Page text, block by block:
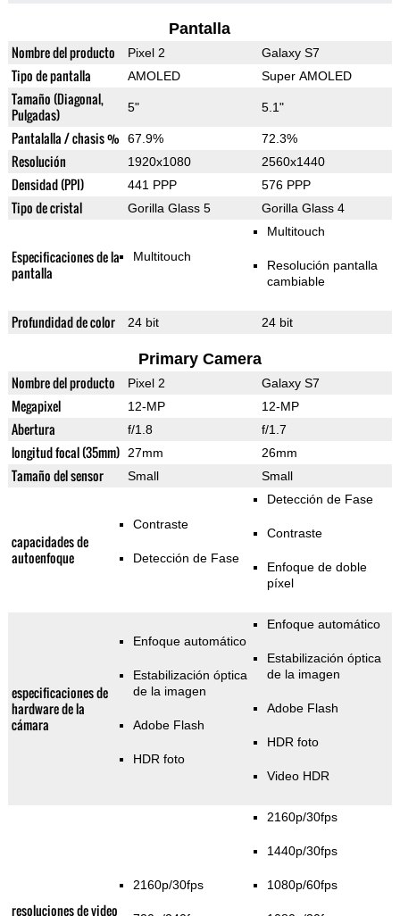
Pantalla
Nombre del producto Pixel 2 Galaxy S7
Tipo de pantalla AMOLED Super AMOLED
Tamaño (Diagonal,
Pulgadas)
5" 5.1"
Pantalalla / chasis % 67.9% 72.3%
Resolución 1920x1080 2560x1440
Densidad (PPI) 441 PPP 576 PPP
Tipo de cristal Gorilla Glass 5 Gorilla Glass 4
Especificaciones de la
pantalla
Multitouch
Multitouch
Resolución pantalla
cambiable
Profundidad de color 24 bit 24 bit
Primary Camera
Nombre del producto Pixel 2 Galaxy S7
Megapixel 12-MP 12-MP
Abertura f/1.8 f/1.7
longitud focal (35mm) 27mm 26mm
Tamaño del sensor Small Small
capacidades de
autoenfoque
Contraste
Detección de Fase
Detección de Fase
Contraste
Enfoque de doble
píxel
especificaciones de
hardware de la
cámara
Enfoque automático
Estabilización óptica
de la imagen
Adobe Flash
HDR foto
Enfoque automático
Estabilización óptica
de la imagen
Adobe Flash
HDR foto
Video HDR
resoluciones de video
2160p/30fps
2160p/30fps
1440p/30fps
1080p/60fps